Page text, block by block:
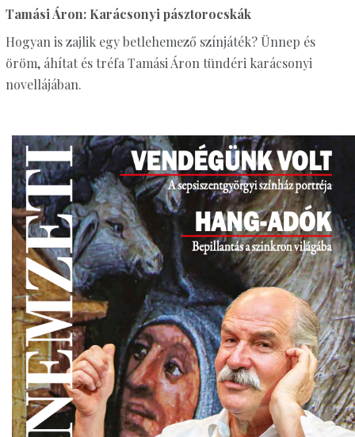
Tamási Áron: Karácsonyi pásztorocskák
Hogyan is zajlik egy betlehemező színjáték? Ünnep és
öröm, áhítat és tréfa Tamási Áron tündéri karácsonyi
novellájában.